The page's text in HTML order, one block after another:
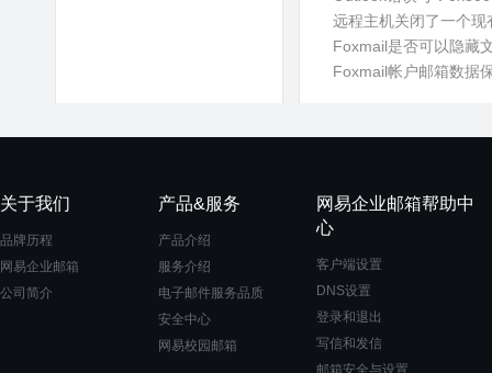
远程主机关闭了一个现
Foxmail是否可以隐藏
Foxmail帐户邮箱数据
关于我们
品牌历程
网易企业邮箱
公司简介
产品&服务
产品介绍
服务介绍
电子邮件服务品质
安全中心
网易校园邮箱
网易企业邮箱帮助中
心
客户端设置
DNS设置
登录和退出
写信和发信
邮箱安全与设置